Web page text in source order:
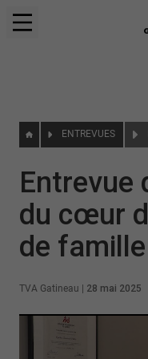
ENTREVUES
Entrevue
du cœur
de
TVA Gatineau 28 mai 2025